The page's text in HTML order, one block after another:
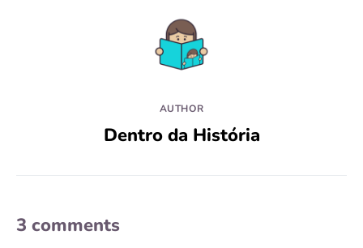
AUTHOR
Dentro da História
3 comments